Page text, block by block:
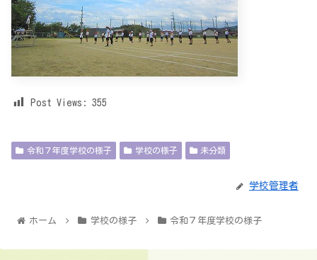
Post Views: 355
令和７年度学校の様子 学校の様子 未分類
学校管理者
ホーム 学校の様子 令和７年度学校の様子